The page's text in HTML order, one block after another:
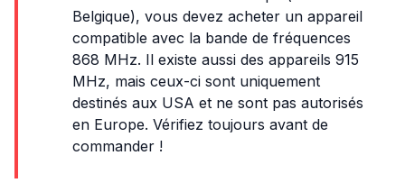
Belgique), vous devez acheter un appareil
compatible avec la bande de fréquences
868 MHz. Il existe aussi des appareils 915
MHz, mais ceux-ci sont uniquement
destinés aux USA et ne sont pas autorisés
en Europe. Vérifiez toujours avant de
commander !